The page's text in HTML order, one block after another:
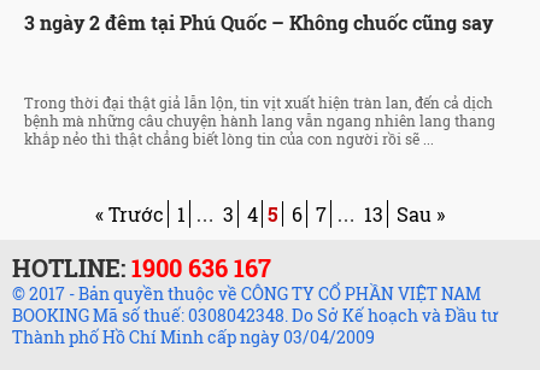
3 ngày 2 đêm tại Phú Quốc – Không chuốc cũng say
Trong thời đại thật giả lẫn lộn, tin vịt xuất hiện tràn lan, đến cả dịch
bệnh mà những câu chuyện hành lang vẫn ngang nhiên lang thang
khắp nẻo thì thật chẳng biết lòng tin của con người rồi sẽ ...
« Trước 1 … 3 4 5 6 7 … 13 Sau »
HOTLINE:1900 636 167
© 2017 - Bản quyền thuộc về CÔNG TY CỔ PHẦN VIỆT NAM
BOOKING Mã số thuế: 0308042348. Do Sở Kế hoạch và Đầu tư
Thành phố Hồ Chí Minh cấp ngày 03/04/2009